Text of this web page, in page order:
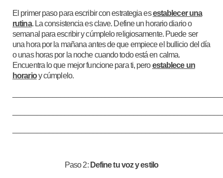
El primer paso para escribir con estrategia esestablecer una
rutina. La consistencia es clave. Define un horario diario o
semanal para escribir y cúmplelo religiosamente. Puede ser
una hora por la mañana antes de que empiece el bullicio del día
o unas horas por la noche cuando todo está en calma.
Encuentra lo que mejor funcione para ti, peroestablece un
horarioy cúmplelo.
Paso 2: Define tu voz y estilo